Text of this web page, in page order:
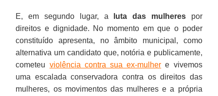
E, em segundo lugar, a luta das mulherespor
direitos e dignidade. No momento em que o poder
constituído apresenta, no âmbito municipal, como
alternativa um candidato que, notória e publicamente,
cometeu violência contra sua ex-mulher e vivemos
uma escalada conservadora contra os direitos das
mulheres, os movimentos das mulheres e a própria